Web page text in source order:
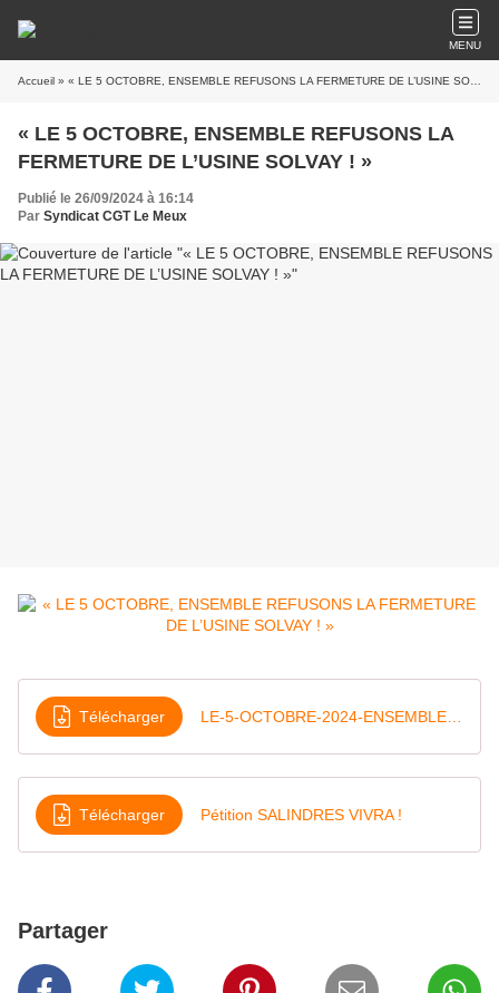
MENU
Accueil » « LE 5 OCTOBRE, ENSEMBLE REFUSONS LA FERMETURE DE L’USINE SOLVAY ! »
« LE 5 OCTOBRE, ENSEMBLE REFUSONS LA
FERMETURE DE L’USINE SOLVAY ! »
Publié le 26/09/2024 à 16:14
Par Syndicat CGT Le Meux
Télécharger
Télécharger Pétition SALINDRES VIVRA !
Partager